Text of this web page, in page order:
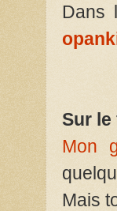
Dans
Sur le
Mon
Mais